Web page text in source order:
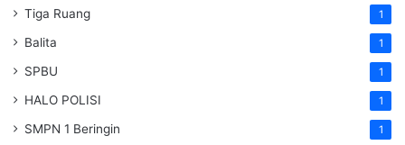
Tiga Ruang 1
Balita 1
SPBU 1
HALO POLISI 1
SMPN 1 Beringin 1